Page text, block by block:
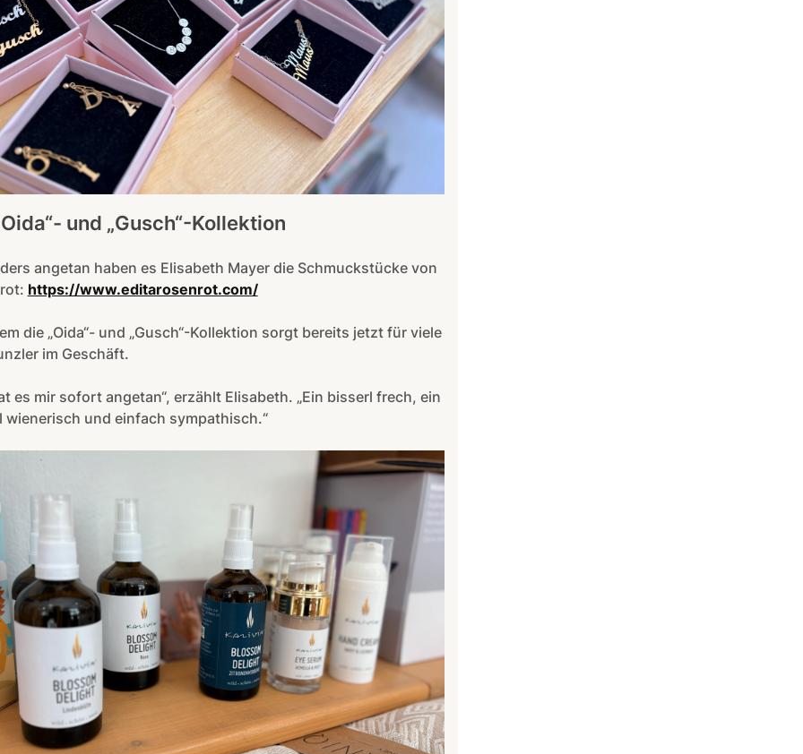
und „Gusch“-Kollektion
angetan haben es Elisabeth Mayer die Schmuckstücke von
https://www.editarosenrot.com/
die „Oida“- und „Gusch“-Kollektion sorgt bereits jetzt für viele
im Geschäft.
es mir sofort angetan“, erzählt Elisabeth. „Ein bisserl frech, ein
wienerisch und einfach sympathisch.“